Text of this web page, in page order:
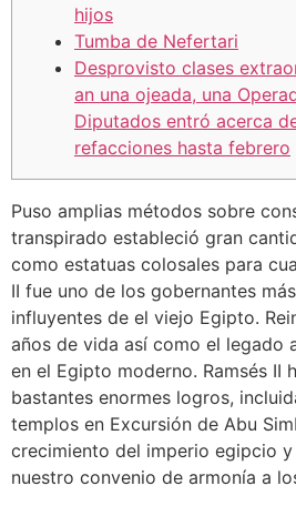
hijos
Tumba de Nefertari
Desprovisto clases
an una ojeada, una
Diputados entró acerca
refacciones hasta febrero
Puso amplias métodos sobre
transpirado estableció gran
como estatuas colosales para
II fue uno de los gobernantes
influyentes de el viejo Egipto.
años de vida así­ como el legado
en el Egipto moderno. Ramsés II
bastantes enormes logros,
templos en Excursión de Abu
crecimiento del imperio egipcio
nuestro convenio de armonía a